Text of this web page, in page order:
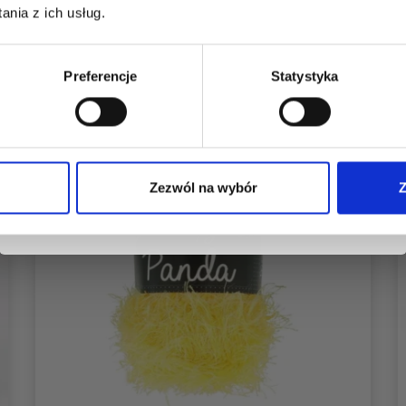
z ich usług.
Preferencje Statystyka
Zezwól na wybór
dostęp do inspirujących wzorów na druty i
Tak, zapisz mnie!
Nie, dziękuję